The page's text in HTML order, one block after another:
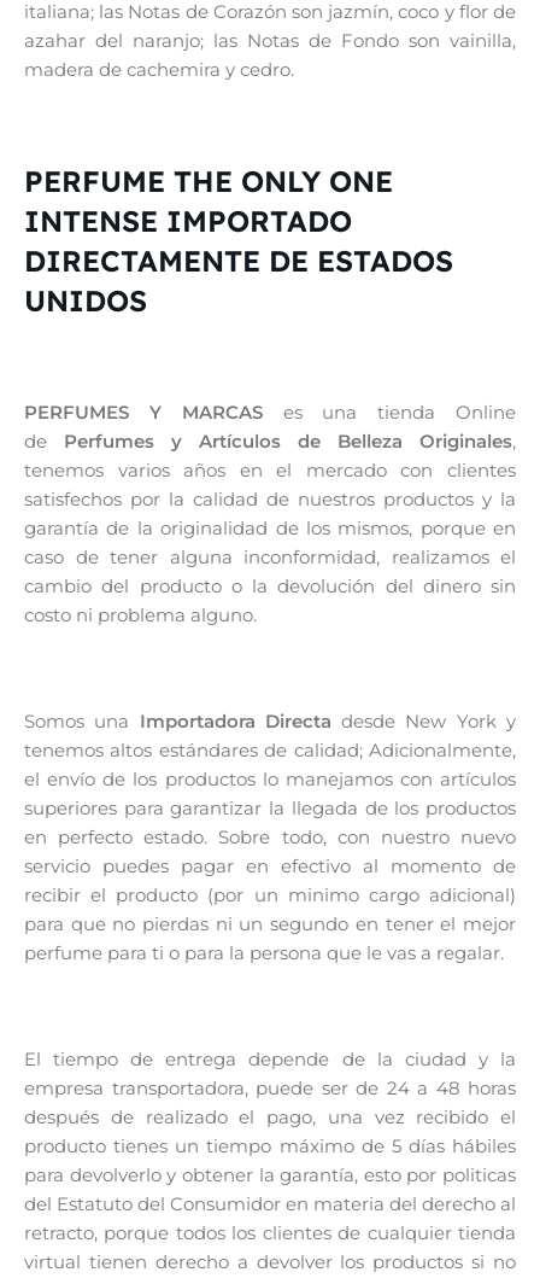
italiana; las Notas de Corazón son jazmín, coco y flor de
azahar del naranjo; las Notas de Fondo son vainilla,
madera de cachemira y cedro.
PERFUME THE ONLY ONE
INTENSE IMPORTADO
DIRECTAMENTE DE ESTADOS
UNIDOS
PERFUMES Y MARCASes una tienda Online
de Perfumes y Artículos de Belleza Originales,
tenemos varios años en el mercado con clientes
satisfechos por la calidad de nuestros productos y la
garantía de la originalidad de los mismos, porque en
caso de tener alguna inconformidad, realizamos el
cambio del producto o la devolución del dinero sin
costo ni problema alguno.
Somos una Importadora Directa desde New York y
tenemos altos estándares de calidad; Adicionalmente,
el envío de los productos lo manejamos con artículos
superiores para garantizar la llegada de los productos
en perfecto estado. Sobre todo, con nuestro nuevo
servicio puedes pagar en efectivo al momento de
recibir el producto (por un minimo cargo adicional)
para que no pierdas ni un segundo en tener el mejor
perfume para ti o para la persona que le vas a regalar.
El tiempo de entrega depende de la ciudad y la
empresa transportadora, puede ser de 24 a 48 horas
después de realizado el pago, una vez recibido el
producto tienes un tiempo máximo de 5 días hábiles
para devolverlo y obtener la garantía, esto por politicas
del Estatuto del Consumidor en materia del derecho al
retracto, porque todos los clientes de cualquier tienda
virtual tienen derecho a devolver los productos si no